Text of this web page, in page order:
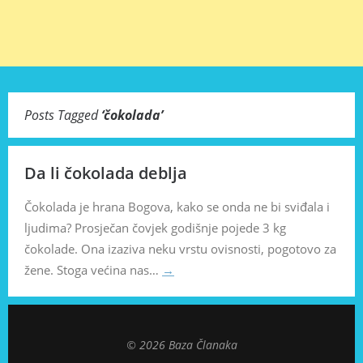
Posts Tagged‘čokolada’
Da li čokolada deblja
Čokolada je hrana Bogova, kako se onda ne bi sviđala i
ljudima? Prosječan čovjek godišnje pojede 3 kg
čokolade. Ona izaziva neku vrstu ovisnosti, pogotovo za
žene. Stoga većina nas… →
© 2026 Baza Članaka